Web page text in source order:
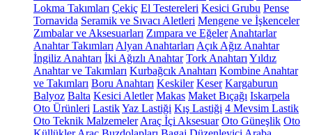
Lokma Takımları Çekiç El Testereleri Kesici Grubu Pense
Tornavida Seramik ve Sıvacı Aletleri Mengene ve İşkenceler
Zımbalar ve Aksesuarları Zımpara ve Eğeler Anahtarlar
Anahtar Takımları Alyan Anahtarları Açık Ağız Anahtar
İngiliz Anahtarı İki Ağızlı Anahtar Tork Anahtarı Yıldız
Anahtar ve Takımları Kurbağcık Anahtarı Kombine Anahtar
ve Takımları Boru Anahtarı Keskiler Keser Kargaburun
Balyoz Balta Kesici Aletler Makas Maket Bıçağı Iskarpela
Oto Ürünleri LastikYaz Lastiği Kış Lastiği 4 Mevsim Lastik
Oto Teknik Malzemeler Araç İçi Aksesuar Oto Güneşlik Oto